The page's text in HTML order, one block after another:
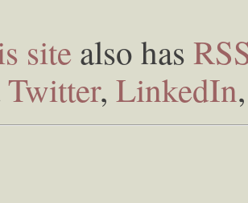
site also has
Twitter, LinkedIn